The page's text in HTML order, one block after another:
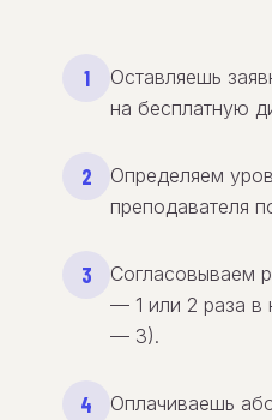
1
Оставляешь
на бесплатную
2
Определяем
преподавателя
3
Согласовываем
— 1 или 2 раза в
— 3).
4 Оплачиваешь